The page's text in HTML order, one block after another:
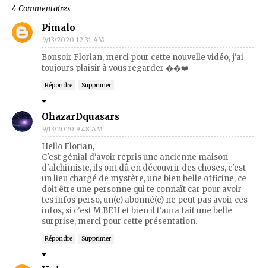
4 Commentaires
Pimalo
9/13/2020 12:31 AM
Bonsoir Florian, merci pour cette nouvelle vidéo, j'ai
toujours plaisir à vous regarder ��❤️
Répondre Supprimer
OhazarDquasars
9/13/2020 9:48 AM
Hello Florian,
C'est génial d'avoir repris une ancienne maison
d'alchimiste, ils ont dû en découvrir des choses, c'est
un lieu chargé de mystère, une bien belle officine, ce
doit être une personne qui te connaît car pour avoir
tes infos perso, un(e) abonné(e) ne peut pas avoir ces
infos, si c'est M.BEH et bien il t'aura fait une belle
surprise, merci pour cette présentation.
Répondre Supprimer